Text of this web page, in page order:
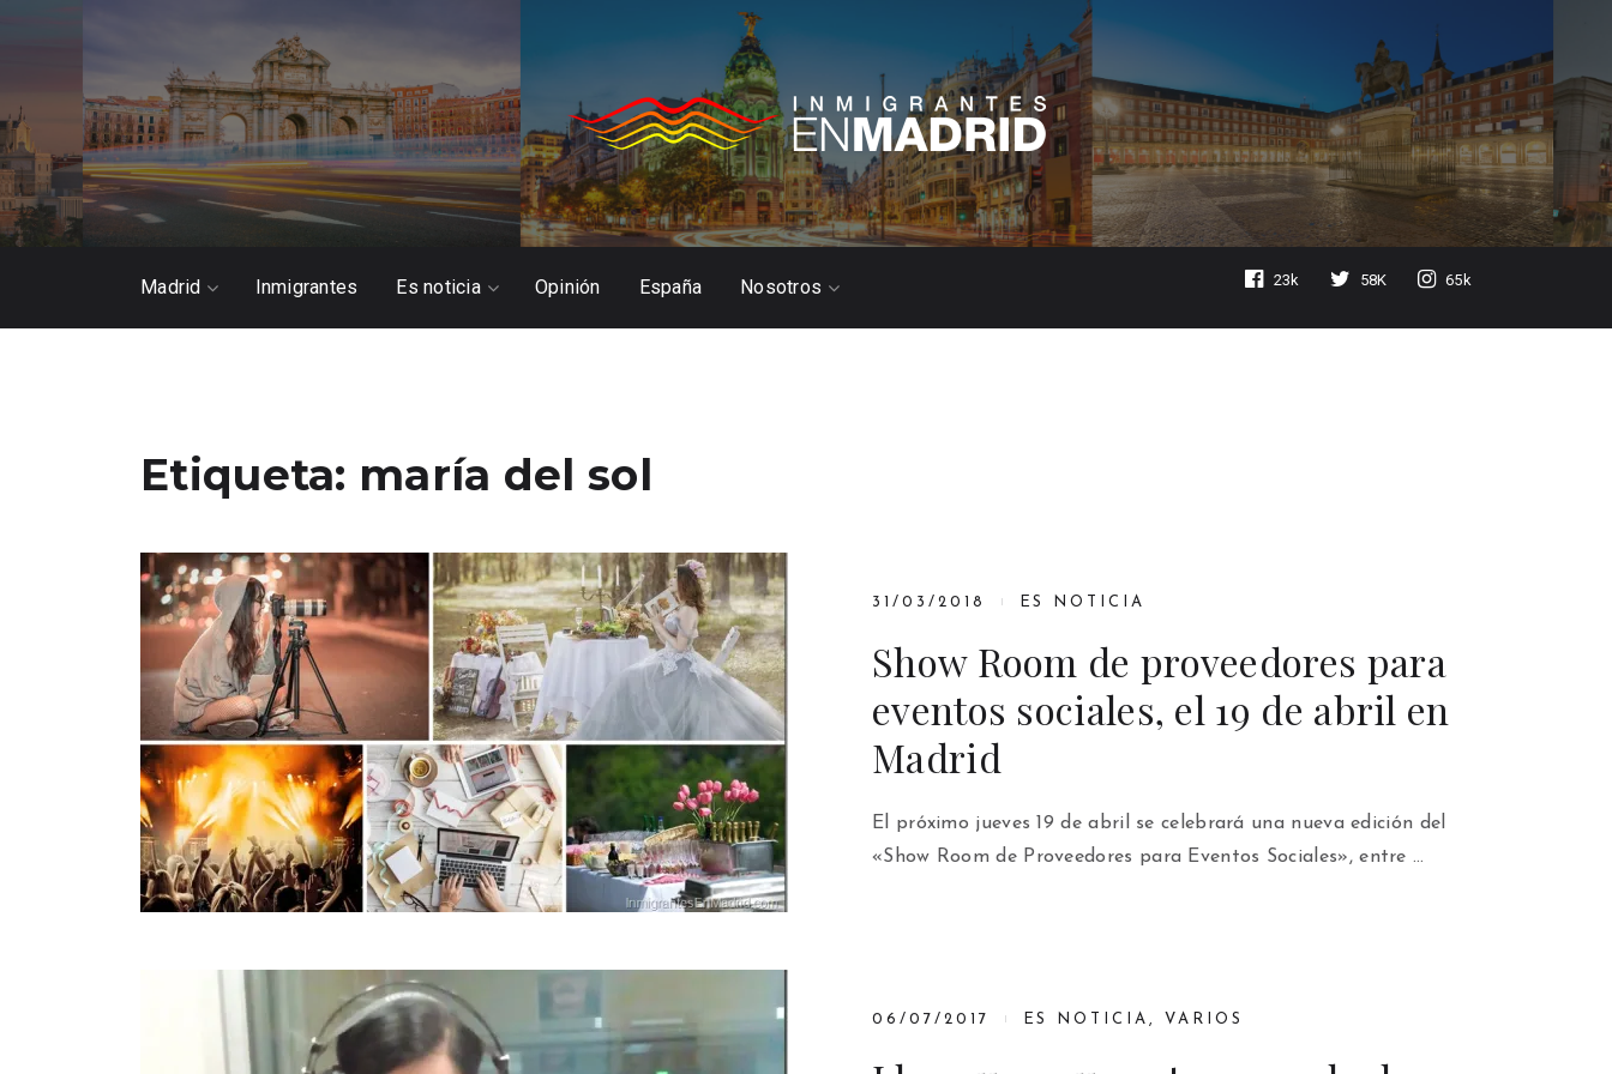
Madrid Inmigrantes Es noticia Opinión España Nosotros 23k 58K 65k
Etiqueta: maría del sol
31/03/2018 ES NOTICIA
Show Room de proveedores para
eventos sociales, el 19 de abril en
Madrid
El próximo jueves 19 de abril se celebrará una nueva edición del
«Show Room de Proveedores para Eventos Sociales», entre …
06/07/2017 ES NOTICIA, VARIOS